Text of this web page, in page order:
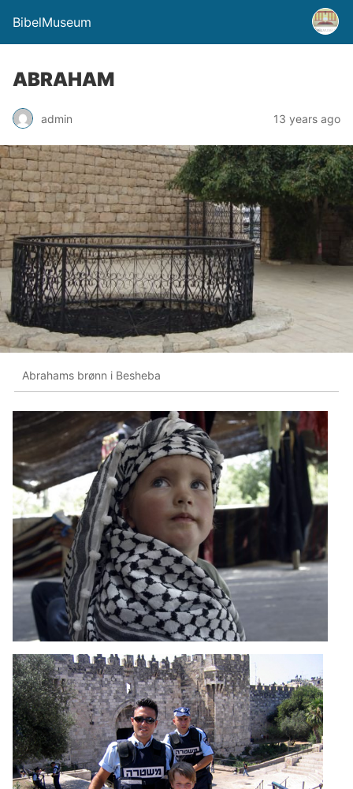
BibelMuseum
ABRAHAM
admin 13 years ago
Abrahams brønn i Besheba